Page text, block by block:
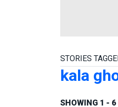
STORIES
kala
SHOWING 1 -